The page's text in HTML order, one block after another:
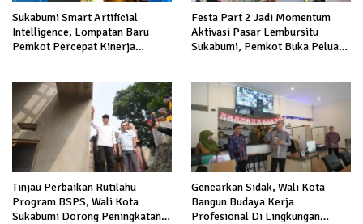
Sukabumi Smart Artificial
Intelligence, Lompatan Baru
Pemkot Percepat Kinerja
Festa Part 2 Jadi Momentum
Aktivasi Pasar Lembursitu
Sukabumi, Pemkot Buka Peluang
Tinjau Perbaikan Rutilahu
Program BSPS, Wali Kota
Sukabumi Dorong Peningkatan
Gencarkan Sidak, Wali Kota
Bangun Budaya Kerja
Profesional Di Lingkungan